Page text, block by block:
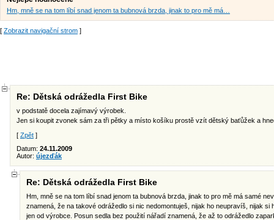
Hm, mně se na tom líbí snad jenom ta bubnová brzda, jinak to pro mě má…
[ Zobrazit navigační strom ]
Re: Dětská odrážedla First Bike
v podstatě docela zajímavý výrobek.
Jen si koupit zvonek sám za tři pětky a místo košíku prostě vzít dětský baťůžek a
[ Zpět ]
Datum: 24.11.2009
Autor: újezďák
Re: Dětská odrážedla First Bike
Hm, mně se na tom líbí snad jenom ta bubnová brzda, jinak to pro mě má samé
znamená, že na takové odrážedlo si nic nedomontuješ, nijak ho neupravíš, nijak
jen od výrobce. Posun sedla bez použití nářadí znamená, že až to odrážedlo